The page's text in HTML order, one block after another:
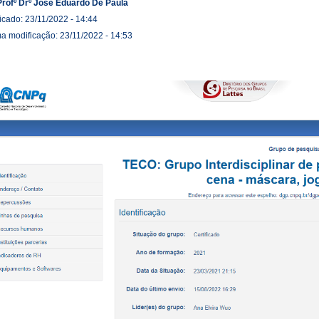
Drº José Eduardo De Paula
23/11/2022 - 14:44
modificação: 23/11/2022 - 14:53